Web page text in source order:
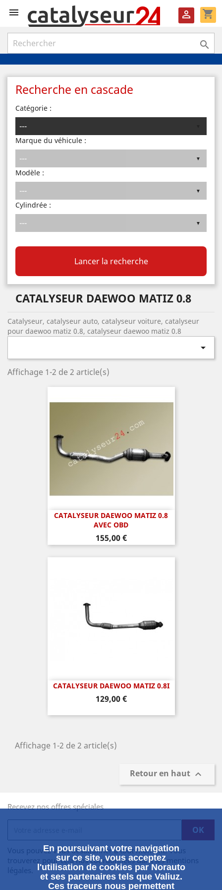
 shopping_cart


Recherche en cascade
Catégorie :
Marque du véhicule :
Modèle :
Cylindrée :
Lancer la recherche
CATALYSEUR DAEWOO MATIZ 0.8
Catalyseur, catalyseur auto, catalyseur voiture, catalyseur
pour daewoo matiz 0.8, catalyseur daewoo matiz 0.8

Affichage 1-2 de 2 article(s)
CATALYSEUR DAEWOO MATIZ 0.8
AVEC OBD
Prix
155,00 €
CATALYSEUR DAEWOO MATIZ 0.8I
Prix
129,00 €
Affichage 1-2 de 2 article(s)
Retour en haut 
Recevez nos offres spéciales
Vous pouvez vous désabonner à tout moment. Vous
trouverez pour cela nos coordonnées dans les mentions
légales.
En poursuivant votre navigation
sur ce site, vous acceptez
l'utilisation de cookies par Norauto
et ses partenaires tels que Valiuz.
Ces traceurs nous permettent